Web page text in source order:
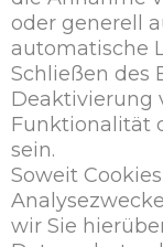
oder generell
automatische
Schließen des
Deaktivierung
Funktionalität
sein.
Soweit
wir Sie